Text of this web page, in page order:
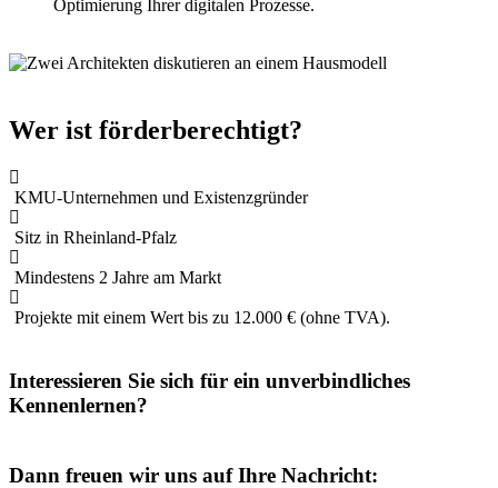
Optimierung Ihrer digitalen Prozesse.
Wer ist förderberechtigt?
KMU-Unternehmen und Existenzgründer
Sitz in Rheinland-Pfalz
Mindestens 2 Jahre am Markt
Projekte mit einem Wert bis zu 12.000 € (ohne TVA).
Interessieren Sie sich für ein unverbindliches
Kennenlernen?
Dann freuen wir uns auf Ihre Nachricht: